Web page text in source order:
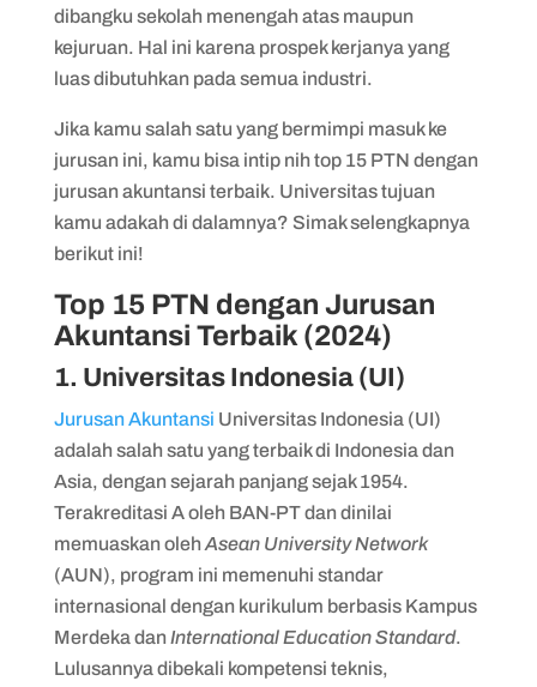
8. Universitas Sebelas Maret
9. Institut Pertanian Bogor
11. Universitas Negeri Yogyakarta
12. Universitas Andalas
13. Universitas Udayana
15. Universitas Sriwijaya
dibangku sekolah menengah atas maupun
kejuruan. Hal ini karena prospek kerjanya yang
luas dibutuhkan pada semua industri.
Jika kamu salah satu yang bermimpi masuk ke
jurusan ini, kamu bisa intip nih top 15 PTN dengan
jurusan akuntansi terbaik. Universitas tujuan
kamu adakah di dalamnya? Simak selengkapnya
berikut ini!
Top 15 PTN dengan Jurusan
Akuntansi Terbaik (2024)
1. Universitas Indonesia (UI)
Jurusan Akuntansi Universitas Indonesia (UI)
adalah salah satu yang terbaik di Indonesia dan
Asia, dengan sejarah panjang sejak 1954.
Terakreditasi A oleh BAN-PT dan dinilai
memuaskan olehAsean University Network
(AUN), program ini memenuhi standar
internasional dengan kurikulum berbasis Kampus
Merdeka danInternational Education Standard.
Lulusannya dibekali kompetensi teknis,